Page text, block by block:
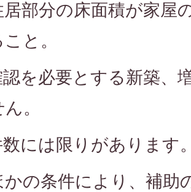
部分の床面積が家屋
と。
認を必要とする新築、
。
数には限りがあります
かの条件により、補助